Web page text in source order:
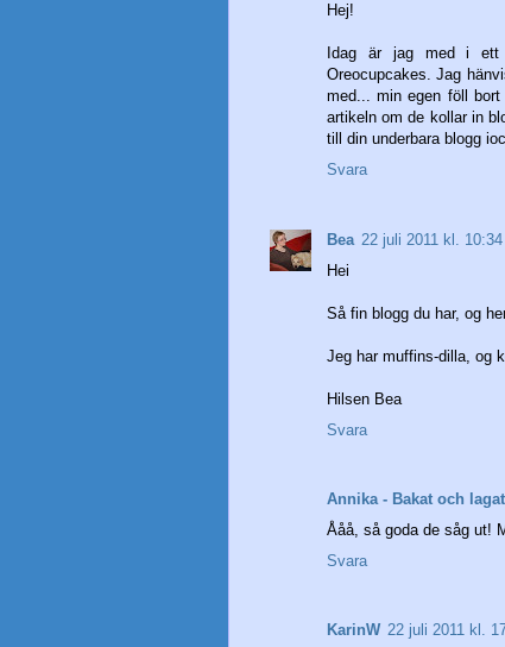
Hej!
Idag är jag med i ett
Oreocupcakes. Jag
med... min egen föll
artikeln om de kollar in
till din underbara blogg
Svara
Bea 22 juli 2011 kl. 10:34
Hei
Så fin blogg du har, og
Jeg har muffins-dilla, og
Hilsen Bea
Svara
Annika - Bakat och lagat
Ååå, så goda de såg ut!
Svara
KarinW 22 juli 2011 kl.